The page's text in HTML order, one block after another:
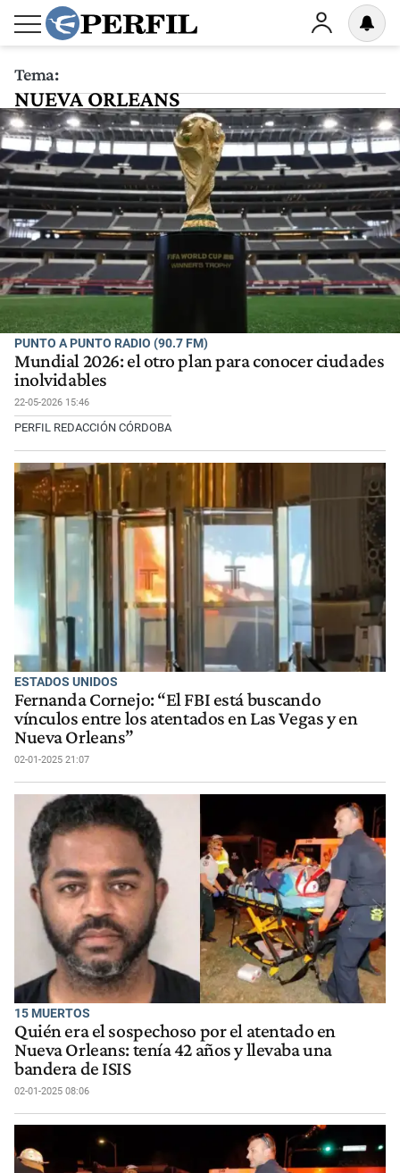
Tema:
NUEVA ORLEANS
PUNTO A PUNTO RADIO (90.7 FM)
Mundial 2026: el otro plan para conocer ciudades
inolvidables
22-05-2026 15:46
PERFIL REDACCIÓN CÓRDOBA
ESTADOS UNIDOS
Fernanda Cornejo: “El FBI está buscando
vínculos entre los atentados en Las Vegas y en
Nueva Orleans”
02-01-2025 21:07
15 MUERTOS
Quién era el sospechoso por el atentado en
Nueva Orleans: tenía 42 años y llevaba una
bandera de ISIS
02-01-2025 08:06